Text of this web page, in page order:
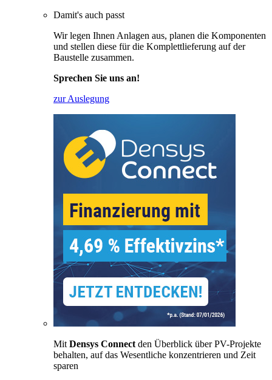
Damit's auch passt
Wir legen Ihnen Anlagen aus, planen die Komponenten
und stellen diese für die Komplettlieferung auf der
Baustelle zusammen.
Sprechen Sie uns an!
zur Auslegung
Mit Densys Connect den Überblick über PV-Projekte
behalten, auf das Wesentliche konzentrieren und Zeit
sparen